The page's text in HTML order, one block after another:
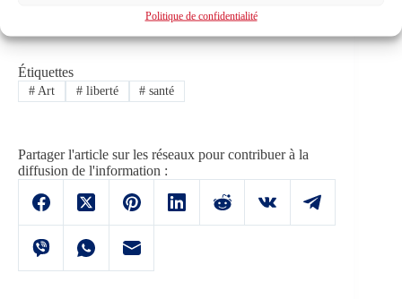
Politique de confidentialité
Étiquettes
#Art #liberté # santé
Partager l'article sur les réseaux pour contribuer à la
diffusion de l'information :